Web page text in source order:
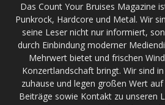
Das Count Your Bruises Magazine
Punkrock, Hardcore und Metal. Wir
seine Leser nicht nur informiert,
durch Einbindung moderner
Mehrwert bietet und frischen
Konzertlandschaft bringt. Wir sind
zuhause und legen großen Wert
Beiträge sowie Kontakt zu unseren